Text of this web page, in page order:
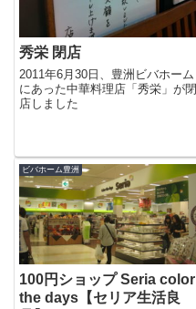
秀栄 閉店
2011年6月30日、豊洲ビバホーム
にあった中華料理店「秀栄」が閉
店しました
ビバホーム豊洲
100円ショップ Seria color
the days【セリア生活良